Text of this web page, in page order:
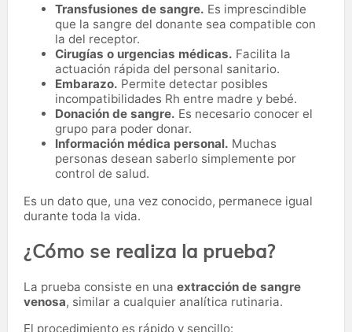
Transfusiones de sangre. Es imprescindible
que la sangre del donante sea compatible con
la del receptor.
Cirugías o urgencias médicas. Facilita la
actuación rápida del personal sanitario.
Embarazo. Permite detectar posibles
incompatibilidades Rh entre madre y bebé.
Donación de sangre. Es necesario conocer el
grupo para poder donar.
Información médica personal. Muchas
personas desean saberlo simplemente por
control de salud.
Es un dato que, una vez conocido, permanece igual
durante toda la vida.
¿Cómo se realiza la prueba?
La prueba consiste en una extracción de sangre
venosa, similar a cualquier analítica rutinaria.
El procedimiento es rápido y sencillo: